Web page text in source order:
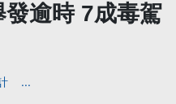
逾時 7成毒駕
...